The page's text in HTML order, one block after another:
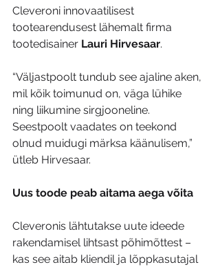
Cleveroni innovaatilisest
tootearendusest lähemalt firma
tootedisainer Lauri Hirvesaar.
“Väljastpoolt tundub see ajaline aken,
mil kõik toimunud on, väga lühike
ning liikumine sirgjooneline.
Seestpoolt vaadates on teekond
olnud muidugi märksa käänulisem,”
ütleb Hirvesaar.
Uus toode peab aitama aega võita
Cleveronis lähtutakse uute ideede
rakendamisel lihtsast põhimõttest –
kas see aitab kliendil ja lõppkasutajal